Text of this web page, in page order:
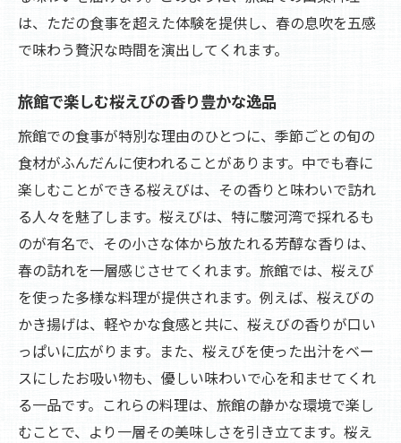
は、ただの食事を超えた体験を提供し、春の息吹を五感
で味わう贅沢な時間を演出してくれます。
旅館で楽しむ桜えびの香り豊かな逸品
旅館での食事が特別な理由のひとつに、季節ごとの旬の
食材がふんだんに使われることがあります。中でも春に
楽しむことができる桜えびは、その香りと味わいで訪れ
る人々を魅了します。桜えびは、特に駿河湾で採れるも
のが有名で、その小さな体から放たれる芳醇な香りは、
春の訪れを一層感じさせてくれます。旅館では、桜えび
を使った多様な料理が提供されます。例えば、桜えびの
かき揚げは、軽やかな食感と共に、桜えびの香りが口い
っぱいに広がります。また、桜えびを使った出汁をベー
スにしたお吸い物も、優しい味わいで心を和ませてくれ
る一品です。これらの料理は、旅館の静かな環境で楽し
むことで、より一層その美味しさを引き立てます。桜え